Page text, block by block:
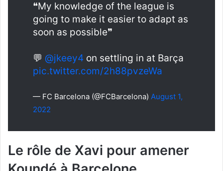
❝My knowledge of the league is
going to make it easier to adapt as
soon as possible❞
💬 @jkeey4 on settling in at Barça
pic.twitter.com/2h88pvzeWa
— FC Barcelona (@FCBarcelona) August 1,
2022
Le rôle de Xavi pour amener